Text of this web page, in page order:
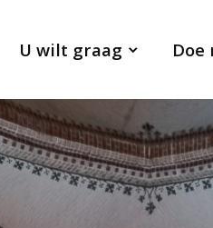
U wilt graag Doe